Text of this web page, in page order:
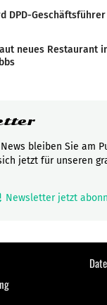
DPD-Geschäftsführer
neues Restaurant
bleiben Sie am
jetzt für unseren
Newsletter jetzt